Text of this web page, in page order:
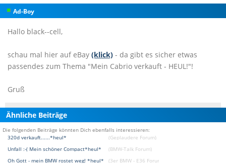
Ad-Boy
Hallo black--cell,
schau mal hier auf eBay (klick) - da gibt es sicher etwas
passendes zum Thema "Mein Cabrio verkauft - HEUL!"!
Gruß
Ähnliche Beiträge
Die folgenden Beiträge könnten Dich ebenfalls interessieren:
320d verkauft......*heul*
(Geplaudere Forum)
Unfall :-( Mein schöner Compact*heul*
(BMW-Talk Forum)
Oh Gott - mein BMW rostet weg! *heul*
(3er BMW - E36 Forum)